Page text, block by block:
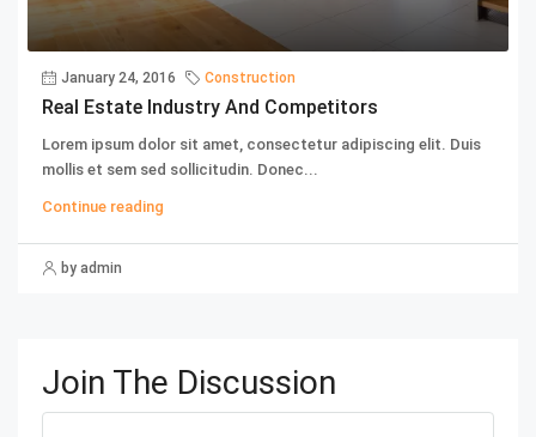
January 24, 2016 Construction
Real Estate Industry And Competitors
Lorem ipsum dolor sit amet, consectetur adipiscing elit. Duis
mollis et sem sed sollicitudin. Donec...
Continue reading
by admin
Join The Discussion